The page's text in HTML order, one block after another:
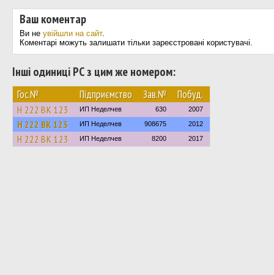
Ваш коментар
Ви не увійшли на сайт.
Коментарі можуть залишати тільки зареєстровані користувачі.
Інші одиниці РС з цим же номером:
Гос.№ Підприємство Зав.№ Побуд.
Н 222 ВК 123 ИП Неделчев 630 2007
Н 222 ВК 123 ИП Неделчев 908675 2012
Н 222 ВК 123 ИП Неделчев 8200 2017